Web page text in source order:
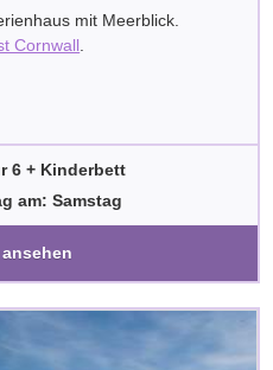
mit Meerblick.
Cornwall
6 + Kinderbett
am: Samstag